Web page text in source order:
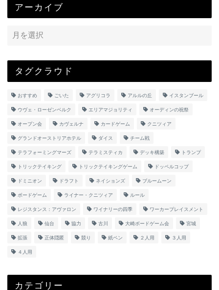
アーカイブ
タグクラウド
おすすめ ごいた アグリコラ アルルの丘 イスタンブール
ウヴェ・ローゼンベルク エリアマジョリティ オーディンの祝祭
オープン会 カヴェルナ カードゲーム クニツィア
グランドオーストリアホテル ダイス チーム戦
テラフォーミングマーズ テラミスティカ デッキ構築 トランプ
トリックテイキング トリックテイキングゲーム ドッペルコップ
ドミニオン ドラフト ネイションズ ブルームーン
ボードゲーム ライナー・クニツィア ルール
レジスタンス：アヴァロン ワイナリーの四季 ワーカープレイスメント
人狼 仙台 協力 古川 大崎ボードゲーム会 宮城
拡張 正体隠匿 競り 紙ペン ２人用 ３人用
４人用
カテゴリー